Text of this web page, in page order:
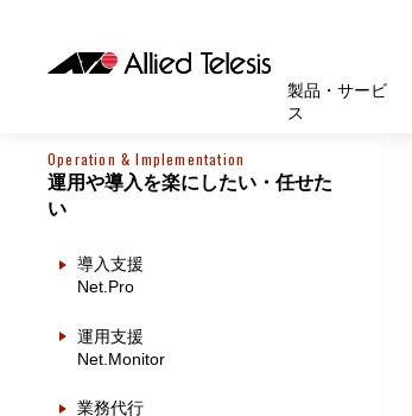
製品・サービ
ス
製品・サービス
ソリューション
セキュリティ
サポート
お客様事例
お知らせ・イベント
会社概要
採用情報
Operation & Implementation
運用や導入を楽にしたい・任せた
い
導入支援
Net.Pro
運用支援
Net.Monitor
業務代行